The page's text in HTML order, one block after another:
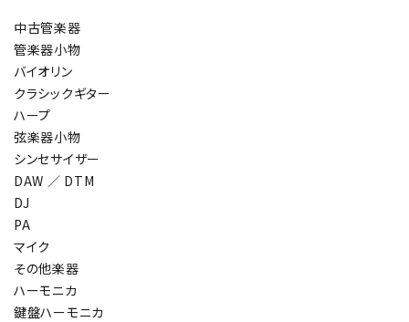
中古管楽器
管楽器小物
バイオリン
クラシックギター
ハープ
弦楽器小物
シンセサイザー
DAW ／ DTM
DJ
PA
マイク
その他楽器
ハーモニカ
鍵盤ハーモニカ